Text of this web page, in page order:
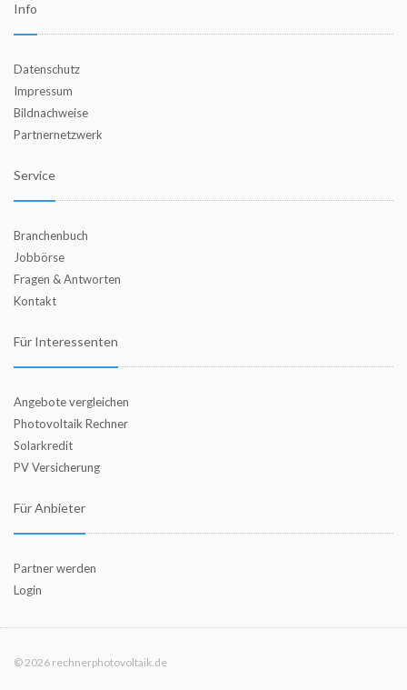
Info
Datenschutz
Impressum
Bildnachweise
Partnernetzwerk
Service
Branchenbuch
Jobbörse
Fragen & Antworten
Kontakt
Für Interessenten
Angebote vergleichen
Photovoltaik Rechner
Solarkredit
PV Versicherung
Für Anbieter
Partner werden
Login
© 2026 rechnerphotovoltaik.de